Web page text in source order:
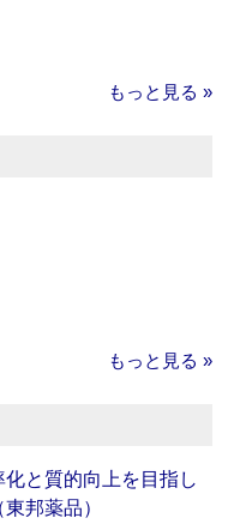
もっと見る »
もっと見る »
化と質的向上を目指し
邦薬品）